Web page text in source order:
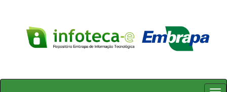
Skip